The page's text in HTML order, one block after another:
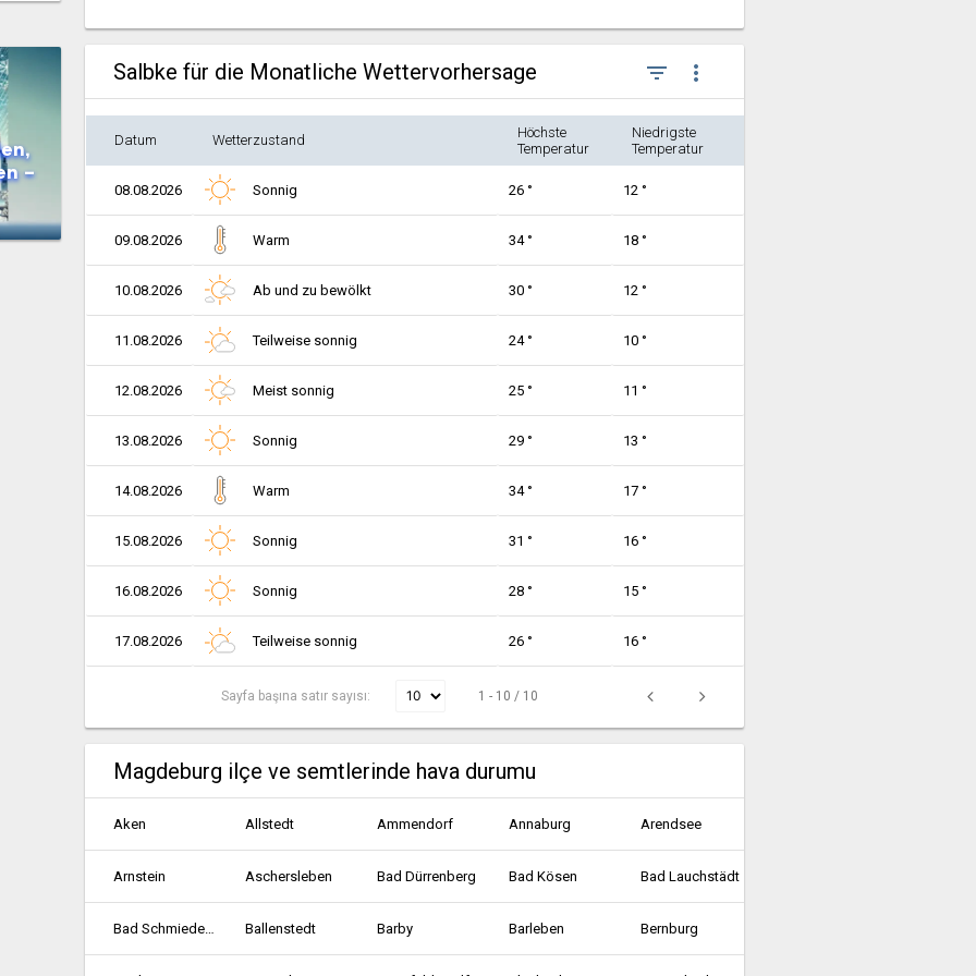
–
Salbke für die Monatliche Wettervorhersage filter_list more_vert
Datum Wetterzustand
Höchste
Temperatur
Niedrigste
Temperatur
08.08.2026 Sonnig 26 ° 12 °
09.08.2026 Warm 34 ° 18 °
10.08.2026 Ab und zu bewölkt 30 ° 12 °
11.08.2026 Teilweise sonnig 24 ° 10 °
12.08.2026 Meist sonnig 25 ° 11 °
13.08.2026 Sonnig 29 ° 13 °
14.08.2026 Warm 34 ° 17 °
15.08.2026 Sonnig 31 ° 16 °
16.08.2026 Sonnig 28 ° 15 °
17.08.2026 Teilweise sonnig 26 ° 16 °
Sayfa başına satır sayısı: 1 - 10 / 10
Magdeburg ilçe ve semtlerinde hava durumu
Aken Allstedt Ammendorf Annaburg Arendsee
Arnstein Aschersleben Bad Dürrenberg Bad Kösen Bad Lauchstädt
Bad Schmiedeberg Ballenstedt Barby Barleben Bernburg